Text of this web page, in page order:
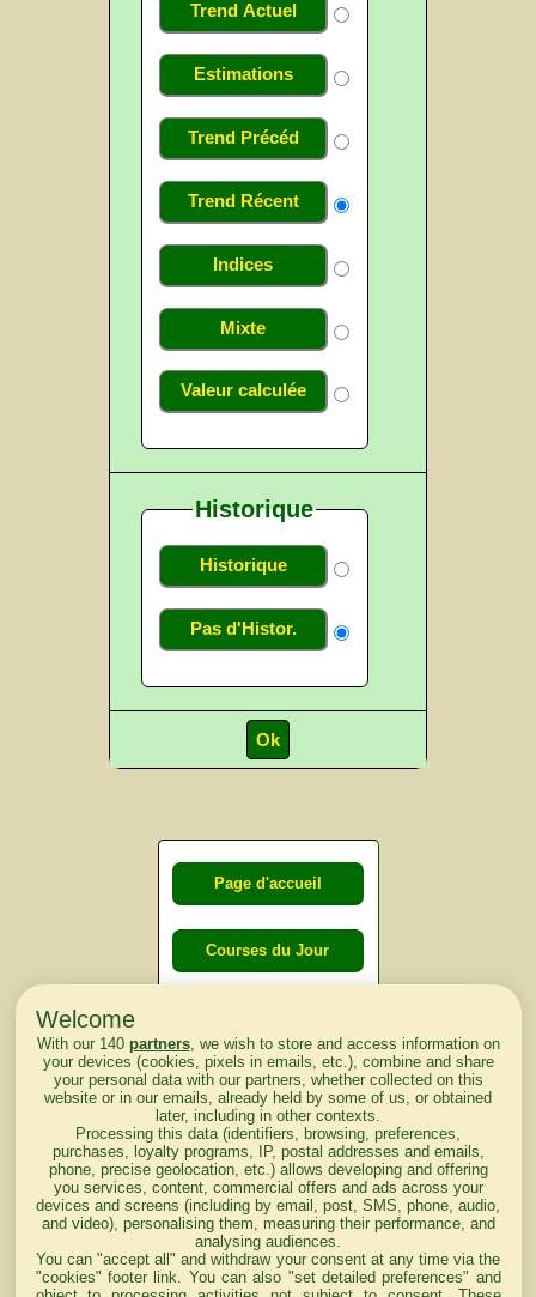
Trend Actuel
Estimations
Trend Précéd
Trend Récent
Indices
Mixte
Valeur calculée
Historique
Historique
Pas d'Histor.
Page d'accueil
Courses du Jour
lendemain
Courses
d'aujourd'hui
Haut de Page
Welcome
With our 140 partners, we wish to store and access information on
your devices (cookies, pixels in emails, etc.), combine and share
your personal data with our partners, whether collected on this
website or in our emails, already held by some of us, or obtained
later, including in other contexts.
Processing this data (identifiers, browsing, preferences,
purchases, loyalty programs, IP, postal addresses and emails,
phone, precise geolocation, etc.) allows developing and offering
you services, content, commercial offers and ads across your
devices and screens (including by email, post, SMS, phone, audio,
and video), personalising them, measuring their performance, and
analysing audiences.
You can "accept all" and withdraw your consent at any time via the
"cookies" footer link . You can also "set detailed preferences" and